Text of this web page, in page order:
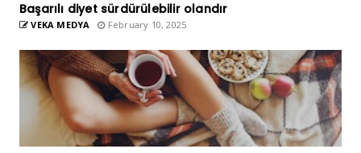
Başarılı diyet sürdürülebilir olandır
VEKA MEDYA February 10, 2025